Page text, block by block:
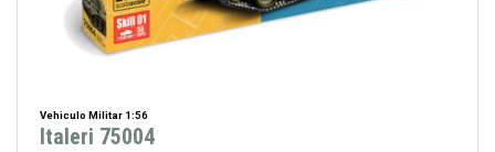
Vehiculo Militar 1:56
Italeri 75004